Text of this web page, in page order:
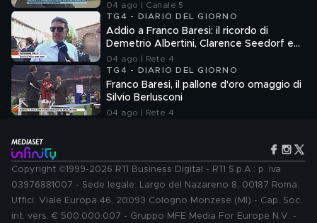
04 ago | Canale 5
TG4 - DIARIO DEL GIORNO
Addio a Franco Baresi: il ricordo di
Demetrio Albertini, Clarence Seedorf e
Giovanni Galli
04 ago | Rete 4
TG4 - DIARIO DEL GIORNO
Franco Baresi, il pallone d'oro omaggio di
Silvio Berlusconi
04 ago | Rete 4
Copyright ©1999-2026 RTI Business Digital - RTI S.p.A.: p. iva
03976881007 - Sede legale: Largo del Nazareno 8, 00187 Roma.
Uffici: Viale Europa 46, 20093 Cologno Monzese (MI) - Cap. Soc.
int. vers. € 500.000.007 - Gruppo MFE Media For Europe N.V. -